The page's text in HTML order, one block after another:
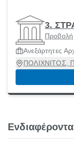
3.
Προβολή
Ανεξάρτητες
ΠΟΛΙΧΝΙΤΟΣ,